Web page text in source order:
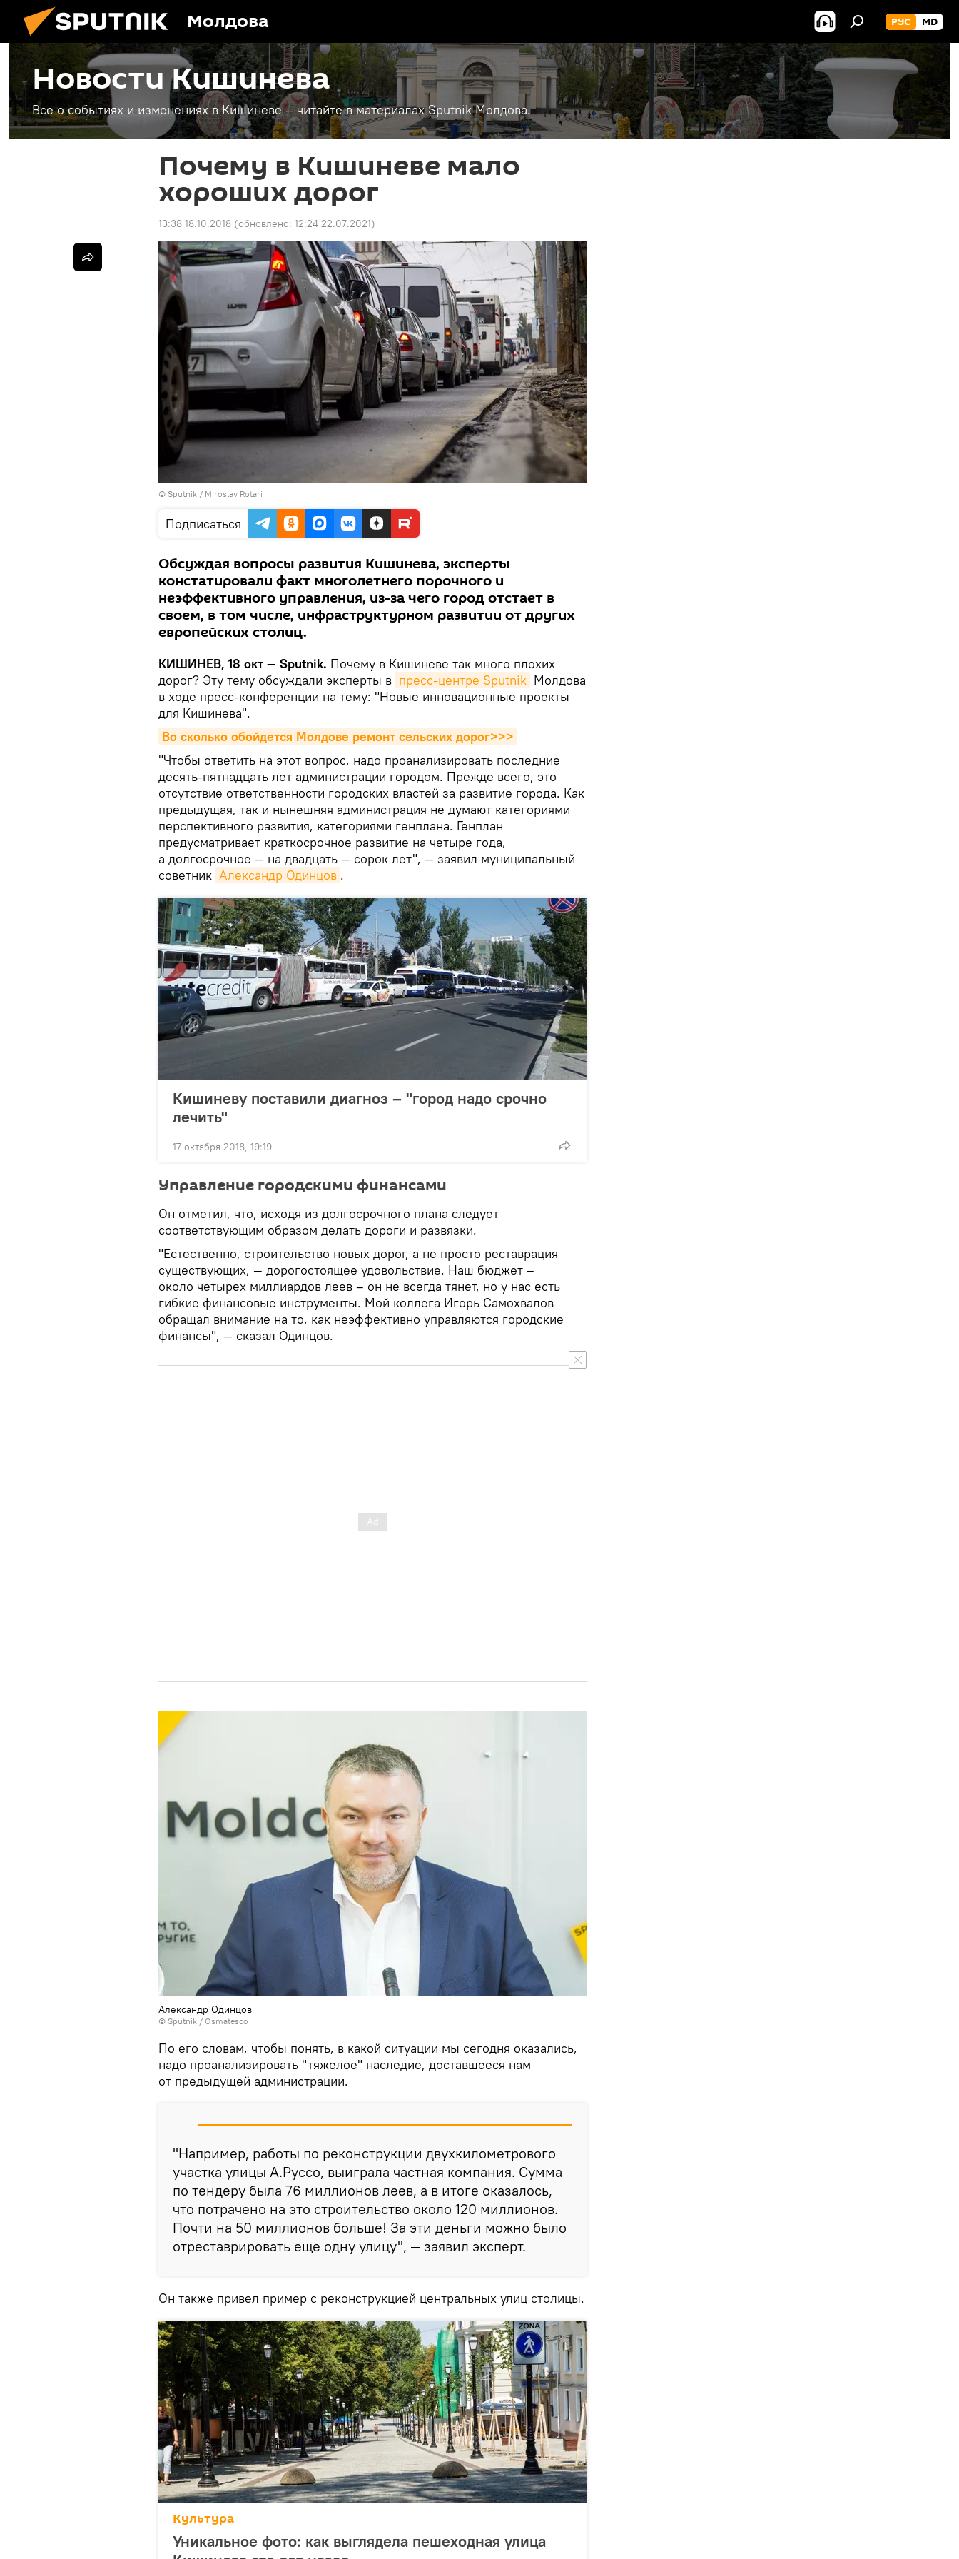
Молдова РУС MD
Новости Кишинева
Все о событиях и изменениях в Кишиневе – читайте в материалах Sputnik Молдова.
Почему в Кишиневе мало
хороших дорог
13:38 18.10.2018 (обновлено: 12:24 22.07.2021)
© Sputnik / Miroslav Rotari
Подписаться
Обсуждая вопросы развития Кишинева, эксперты
констатировали факт многолетнего порочного и
неэффективного управления, из-за чего город отстает в
своем, в том числе, инфраструктурном развитии от других
европейских столиц.
КИШИНЕВ, 18 окт — Sputnik. Почему в Кишиневе так много плохих
дорог? Эту тему обсуждали эксперты в пресс-центре Sputnik Молдова
в ходе пресс-конференции на тему: "Новые инновационные проекты
для Кишинева".
Во сколько обойдется Молдове ремонт сельских дорог>>>
"Чтобы ответить на этот вопрос, надо проанализировать последние
десять-пятнадцать лет администрации городом. Прежде всего, это
отсутствие ответственности городских властей за развитие города. Как
предыдущая, так и нынешняя администрация не думают категориями
перспективного развития, категориями генплана. Генплан
предусматривает краткосрочное развитие на четыре года,
а долгосрочное — на двадцать — сорок лет", — заявил муниципальный
советник Александр Одинцов .
Кишиневу поставили диагноз – "город надо срочно
лечить"
17 октября 2018, 19:19
Управление городскими финансами
Он отметил, что, исходя из долгосрочного плана следует
соответствующим образом делать дороги и развязки.
"Естественно, строительство новых дорог, а не просто реставрация
существующих, — дорогостоящее удовольствие. Наш бюджет –
около четырех миллиардов леев – он не всегда тянет, но у нас есть
гибкие финансовые инструменты. Мой коллега Игорь Самохвалов
обращал внимание на то, как неэффективно управляются городские
финансы", — сказал Одинцов.
Александр Одинцов
© Sputnik / Osmatesco
По его словам, чтобы понять, в какой ситуации мы сегодня оказались,
надо проанализировать "тяжелое" наследие, доставшееся нам
от предыдущей администрации.
"Например, работы по реконструкции двухкилометрового
участка улицы А.Руссо, выиграла частная компания. Сумма
по тендеру была 76 миллионов леев, а в итоге оказалось,
что потрачено на это строительство около 120 миллионов.
Почти на 50 миллионов больше! За эти деньги можно было
отреставрировать еще одну улицу", — заявил эксперт.
Он также привел пример с реконструкцией центральных улиц столицы.
Культура
Уникальное фото: как выглядела пешеходная улица